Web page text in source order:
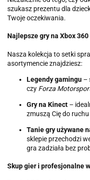
szukasz prezentu dla
Twoje oczekiwania.
Najlepsze gry na Xbox
Nasza kolekcja to setki
asortymencie znajdziesz:
Legendy gamingu –
czy Forza
Gry na Kinect –
zmuszą Cię do
Tanie gry używane
sklepie przechodzi
gra zadziała bez
Skup gier i profesjonalne